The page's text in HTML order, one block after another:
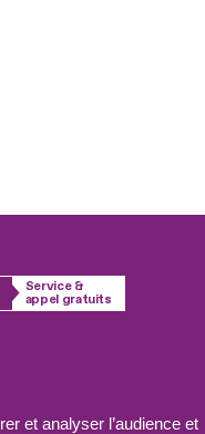
et analyser l’audience et
Service &
appel gratuits